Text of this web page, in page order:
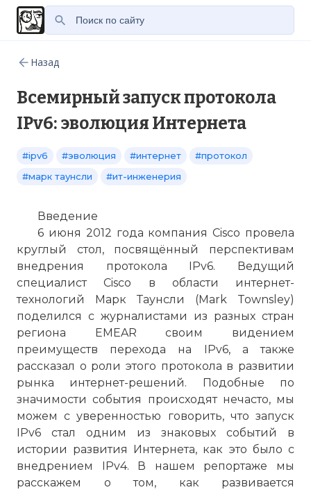
Назад
Всемирный запуск протокола
IPv6: эволюция Интернета
#ipv6 #эволюция #интернет
#протокол
#марк таунсли
#ит-инженерия
Введение
6 июня 2012 года компания Cisco провела
круглый стол, посвящённый перспективам
внедрения протокола IPv6. Ведущий
специалист Cisco в области интернет-
технологий Марк Таунсли (Mark Townsley)
поделился с журналистами из разных стран
региона EMEAR своим видением
преимуществ перехода на IPv6, а также
рассказал о роли этого протокола в развитии
рынка интернет-решений. Подобные по
значимости события происходят нечасто, мы
можем с уверенностью говорить, что запуск
IPv6 стал одним из знаковых событий в
истории развития Интернета, как это было с
внедрением IPv4. В нашем репортаже мы
расскажем о том, как развивается